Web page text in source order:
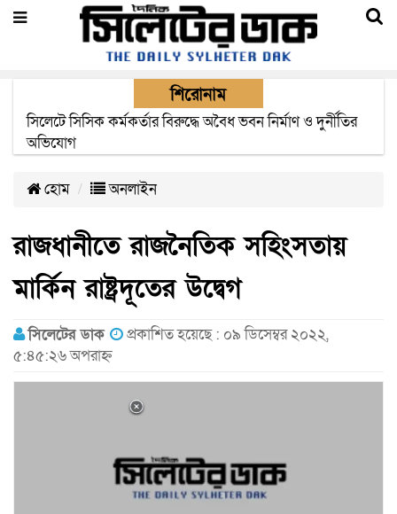
শিরোনাম
২২ ঘণ্টা পর ত্রুটি সেরে জেদ্দার উদ্দেশ্যে ছাড়লো বিমানের ফ্লাইট
হোম অনলাইন
রাজধানীতে রাজনৈতিক সহিংসতায়
মার্কিন রাষ্ট্রদূতের উদ্বেগ
সিলেটের ডাক
প্রকাশিত হয়েছে : ০৯ ডিসেম্বর ২০২২,
৫:৪৫:২৬ অপরাহ্ন